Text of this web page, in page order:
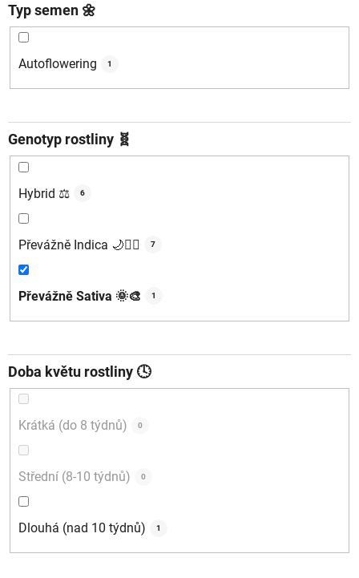
Typ semen 🌼
Autoflowering 1
Genotyp rostliny 🧬
Hybrid ⚖️ 6
Převážně Indica 🌙🧘‍♂️ 7
Převážně Sativa 🌞🎨 1
Doba květu rostliny 🕓
Krátká (do 8 týdnů) 0
Střední (8-10 týdnů) 0
Dlouhá (nad 10 týdnů) 1